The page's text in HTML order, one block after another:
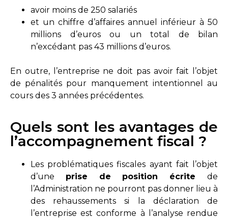
avoir moins de 250 salariés
et un chiffre d’affaires annuel inférieur à 50
millions d’euros ou un total de bilan
n’excédant pas 43 millions d’euros.
En outre, l’entreprise ne doit pas avoir fait l’objet
de pénalités pour manquement intentionnel au
cours des 3 années précédentes.
Quels sont les avantages de
l’accompagnement fiscal ?
Les problématiques fiscales ayant fait l’objet
d’une prise de position écritede
l’Administration ne pourront pas donner lieu à
des rehaussements si la déclaration de
l’entreprise est conforme à l’analyse rendue